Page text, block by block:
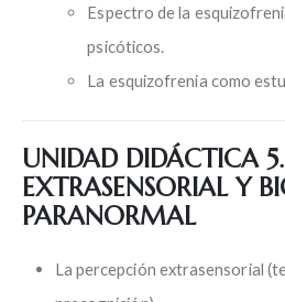
Espectro de la
psicóticos.
La esquizofrenia como
UNIDAD DIDÁCTICA
EXTRASENSORIAL Y
PARANORMAL
La percepción extrasensorial